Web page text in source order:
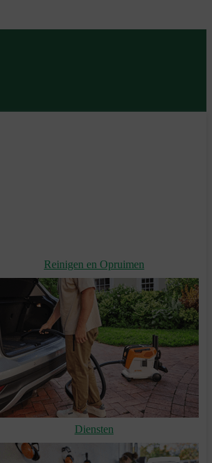
Reinigen en Opruimen
Diensten